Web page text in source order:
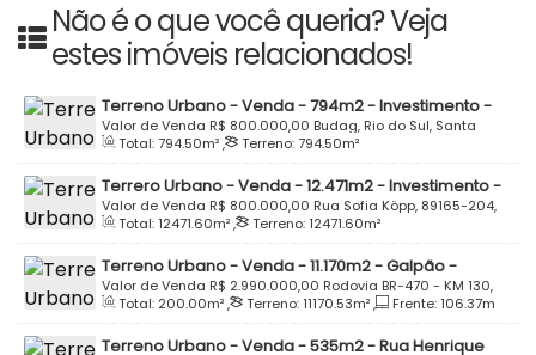
Não é o que você queria? Veja
estes imóveis relacionados!
Terreno Urbano - Venda - 794m2 - Investimento -
Esquina - Avenida Dona Augusta Deeke - Budag -
Rio do Sul
R$ 800.000,00
Valor de Venda
Budag, Rio do Sul, Santa
Catarina, Brasil
Total:794.50m², Terreno:794.50m²
Terrero Urbano - Venda - 12.471m2 - Investimento -
Loteamento - Barragem - Rio do Sul
R$ 800.000,00
Valor de Venda
Rua Sofia Köpp, 89165-204,
Barragem, Rio do Sul, Santa Catarina, Brasil
Total:12471.60m², Terreno:12471.60m²
Terreno Urbano - Venda - 11.170m2 - Galpão -
Investimento - BR-470 - KM 130 - Salto Pilão - Lontras
R$ 2.990.000,00
Valor de Venda
Rodovia BR-470 - KM 130,
89182-000, Salto Pilão, Lontras, Santa Catarina, Brasil
Total: 200.00m², Terreno:11170.53m², Frente:106.37m
Terreno Urbano - Venda - 535m2 - Rua Henrique